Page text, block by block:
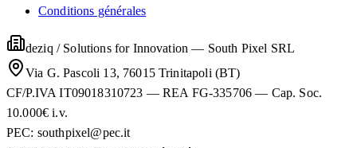
Conditions générales
deziq / Solutions for Innovation — South Pixel SRL
Via G. Pascoli 13, 76015 Trinitapoli (BT)
CF/P.IVA IT09018310723 — REA FG-335706 — Cap. Soc.
10.000€ i.v.
PEC: southpixel@pec.it